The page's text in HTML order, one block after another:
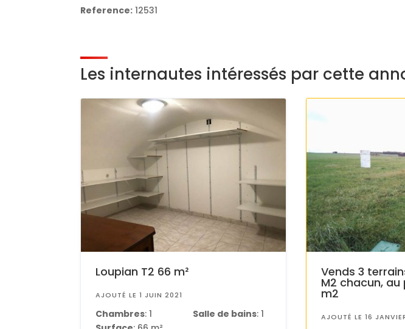
Reference: 12531
Les internautes intéressés par cette
Loupian T2 66 m²
AJOUTÉ LE 1 JUIN 2021
Chambres: 1 Salle de bains: 1
Vends 3
M2 chacun,
m2
AJOUTÉ LE 16